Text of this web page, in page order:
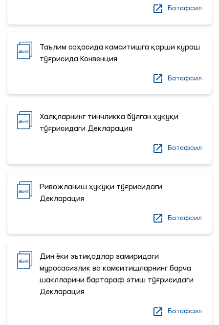
Батафсил
Таълим соҳасида камситишга қарши кураш
тўғрисида Конвенция
Батафсил
Халқларнинг тинчликка бўлган ҳуқуқи
тўғрисидаги Декларация
Батафсил
Ривожланиш ҳуқуқи тўғрисидаги
Декларация
Батафсил
Дин ёки эътиқодлар замиридаги
муросасизлик ва камситишларнинг барча
шаклларини бартараф этиш тўғрисидаги
Декларация
Батафсил